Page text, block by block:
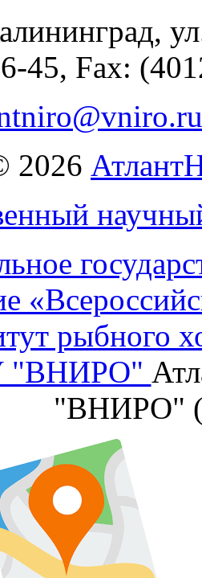
45, Fax:
2026
рыбного
"ВНИРО"
"ВНИРО"